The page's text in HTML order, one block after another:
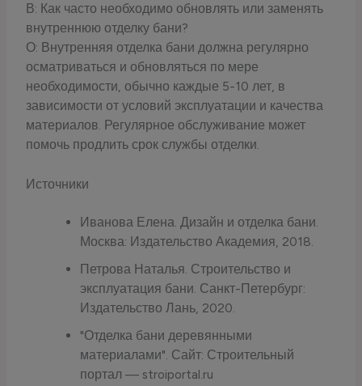
В: Как часто необходимо обновлять или заменять
внутреннюю отделку бани?
О: Внутренняя отделка бани должна регулярно
осматриваться и обновляться по мере
необходимости, обычно каждые 5-10 лет, в
зависимости от условий эксплуатации и качества
материалов. Регулярное обслуживание может
помочь продлить срок службы отделки.
Источники
Иванова Елена. Дизайн и отделка бани.
Москва: Издательство Академия, 2018.
Петрова Наталья. Строительство и
эксплуатация бани. Санкт-Петербург:
Издательство Лань, 2020.
"Отделка бани деревянными
материалами". Сайт: Строительный
портал — stroiportal.ru